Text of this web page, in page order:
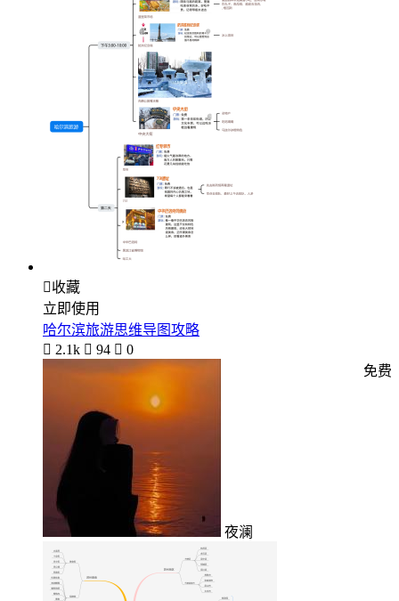
收藏
立即使用
哈尔滨旅游思维导图攻略
 2.1k  94  0
夜澜
免费